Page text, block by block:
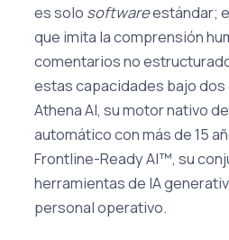
es solo softwareestándar;
que imita la comprensión
comentarios no
estas capacidades bajo
Athena AI, su motor nativo
automático con más de 15
Frontline-Ready AI™, su
herramientas de IA
personal operativo.